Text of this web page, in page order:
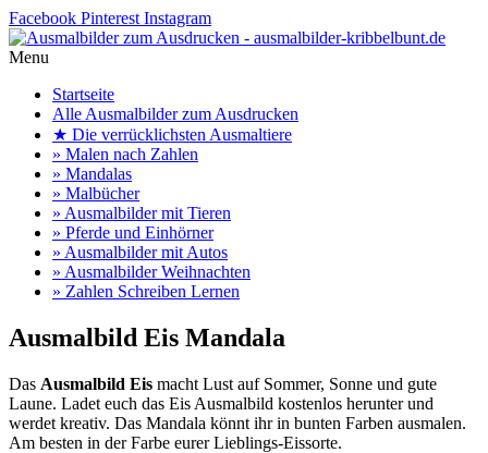
Facebook Pinterest Instagram
Menu
Startseite
Alle Ausmalbilder zum Ausdrucken
★ Die verrücklichsten Ausmaltiere
» Malen nach Zahlen
» Mandalas
» Malbücher
» Ausmalbilder mit Tieren
» Pferde und Einhörner
» Ausmalbilder mit Autos
» Ausmalbilder Weihnachten
» Zahlen Schreiben Lernen
Ausmalbild Eis Mandala
Das Ausmalbild Eis macht Lust auf Sommer, Sonne und gute
Laune. Ladet euch das Eis Ausmalbild kostenlos herunter und
werdet kreativ. Das Mandala könnt ihr in bunten Farben ausmalen.
Am besten in der Farbe eurer Lieblings-Eissorte.